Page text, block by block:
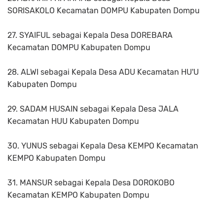
SORISAKOLO Kecamatan DOMPU Kabupaten Dompu
27. SYAIFUL sebagai Kepala Desa DOREBARA
Kecamatan DOMPU Kabupaten Dompu
28. ALWI sebagai Kepala Desa ADU Kecamatan HU'U
Kabupaten Dompu
29. SADAM HUSAIN sebagai Kepala Desa JALA
Kecamatan HUU Kabupaten Dompu
30. YUNUS sebagai Kepala Desa KEMPO Kecamatan
KEMPO Kabupaten Dompu
31. MANSUR sebagai Kepala Desa DOROKOBO
Kecamatan KEMPO Kabupaten Dompu